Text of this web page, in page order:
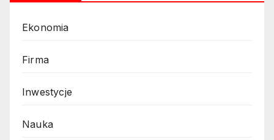
Ekonomia
Firma
Inwestycje
Nauka